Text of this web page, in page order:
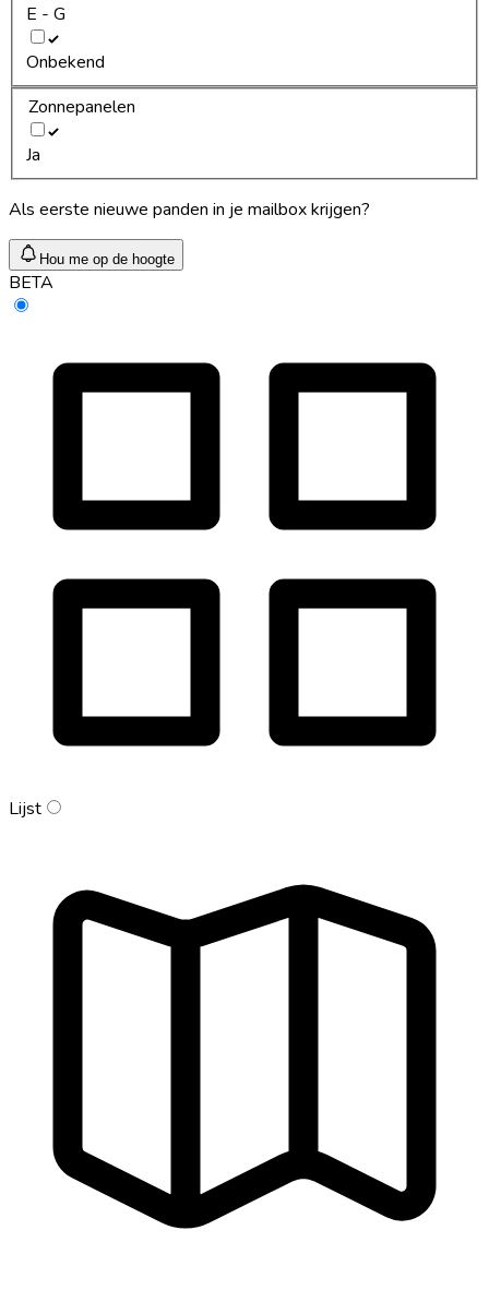
E - G
Onbekend
Zonnepanelen
Ja
Als eerste nieuwe panden in je mailbox krijgen?
Hou me op de hoogte
BETA
Lijst